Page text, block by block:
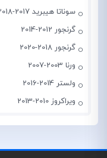
سوناتا هیبرید 2017-2018
گرنجور 2012-2014
گرنجور 2018-2020
ورنا 2003-2007
ولستر 2014-2016
ویراکروز 2010-2013